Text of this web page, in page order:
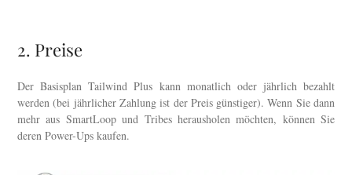
2. Preise
Der Basisplan Tailwind Plus kann monatlich oder jährlich bezahlt
werden (bei jährlicher Zahlung ist der Preis günstiger). Wenn Sie dann
mehr aus SmartLoop und Tribes herausholen möchten, können Sie
deren Power-Ups kaufen.